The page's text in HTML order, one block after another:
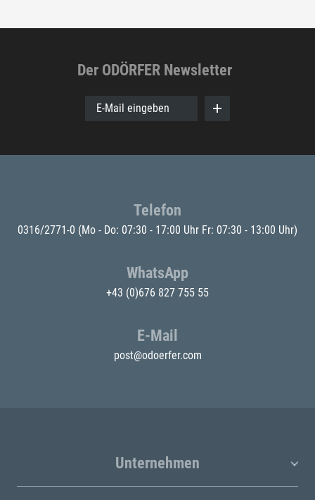
Der ODÖRFER Newsletter
E-Mail eingeben
Telefon
0316/2771-0 (Mo - Do: 07:30 - 17:00 Uhr Fr: 07:30 - 13:00 Uhr)
WhatsApp
+43 (0)676 827 755 55
E-Mail
post@odoerfer.com
Unternehmen